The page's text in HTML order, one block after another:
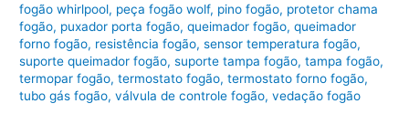
fogão whirlpool, peça fogão wolf, pino fogão, protetor chama
fogão, puxador porta fogão,queimador fogão,queimador
forno fogão, resistência fogão,sensor temperatura fogão,
suporte queimador fogão,suporte tampa fogão,tampa fogão,
termopar fogão,termostato fogão,termostato forno fogão,
tubo gás fogão,válvula de controle fogão,vedação fogão